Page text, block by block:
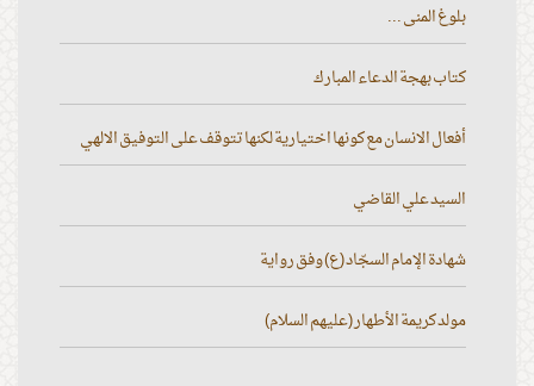
بلوغ المنى ...
كتاب بهجة الدعاء المبارك
أفعال الانسان مع كونها اختيارية لكنها تتوقف على التوفيق الالهي
السيد علي القاضي
شهادة الإمام السجّاد (ع) وفق رواية
مولد كريمة الأطهار (عليهم السلام)